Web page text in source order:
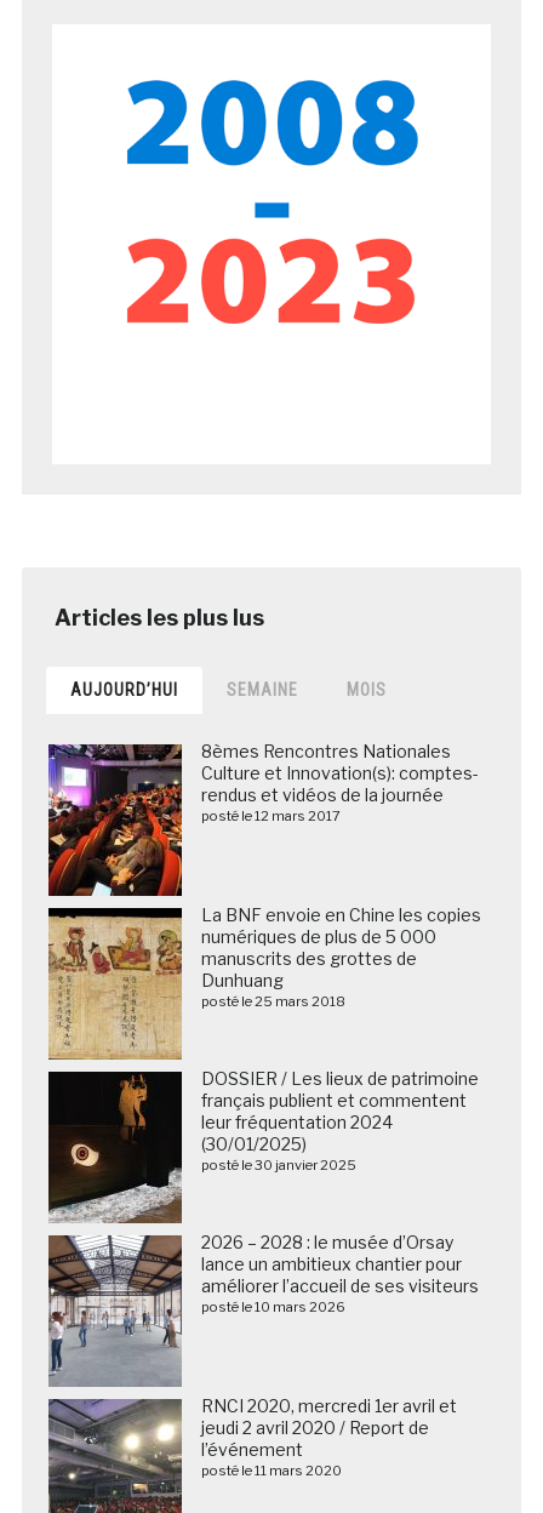
AUJOURD’HUI SEMAINE MOIS
8èmes Rencontres Nationales
Culture et Innovation(s): comptes-
rendus et vidéos de la journée
posté le 12 mars 2017
La BNF envoie en Chine les copies
numériques de plus de 5 000
manuscrits des grottes de
Dunhuang
posté le 25 mars 2018
DOSSIER / Les lieux de patrimoine
français publient et commentent
leur fréquentation 2024
(30/01/2025)
posté le 30 janvier 2025
2026 – 2028 : le musée d’Orsay
lance un ambitieux chantier pour
améliorer l’accueil de ses visiteurs
posté le 10 mars 2026
RNCI 2020, mercredi 1er avril et
jeudi 2 avril 2020 / Report de
l’événement
posté le 11 mars 2020